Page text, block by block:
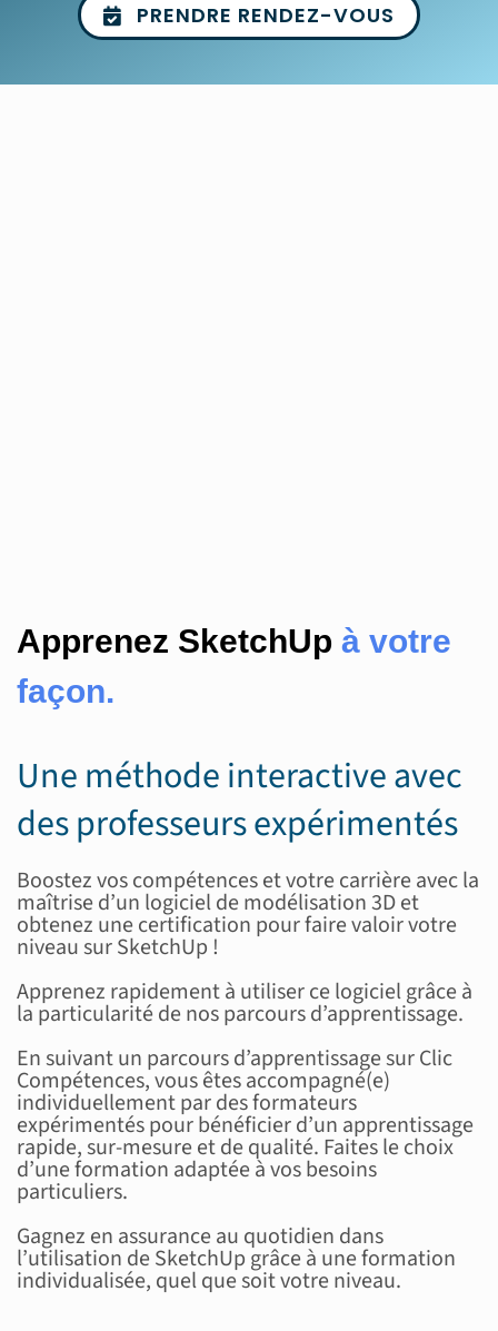
PRENDRE RENDEZ-VOUS
Apprenez SketchUp à votre
façon.
Une méthode interactive avec
des professeurs expérimentés
Boostez vos compétences et votre carrière avec la
maîtrise d’un logiciel de modélisation 3D et
obtenez une certification pour faire valoir votre
niveau sur SketchUp !
Apprenez rapidement à utiliser ce logiciel grâce à
la particularité de nos parcours d’apprentissage.
En suivant un parcours d’apprentissage sur Clic
Compétences, vous êtes accompagné(e)
individuellement par des formateurs
expérimentés pour bénéficier d’un apprentissage
rapide, sur-mesure et de qualité. Faites le choix
d’une formation adaptée à vos besoins
particuliers.
Gagnez en assurance au quotidien dans
l’utilisation de SketchUp grâce à une formation
individualisée, quel que soit votre niveau.